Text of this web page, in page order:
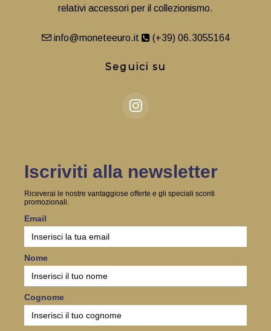
relativi accessori per il collezionismo.
info@moneteeuro.it (+39) 06.3055164
Seguici su
Iscriviti alla newsletter
Riceverai le nostre vantaggiose offerte e gli speciali sconti
promozionali.
Email
Nome
Cognome